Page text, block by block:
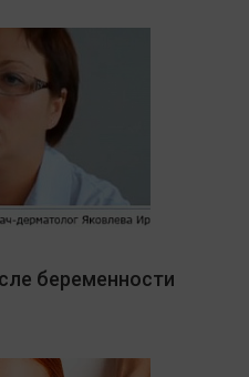
беременности